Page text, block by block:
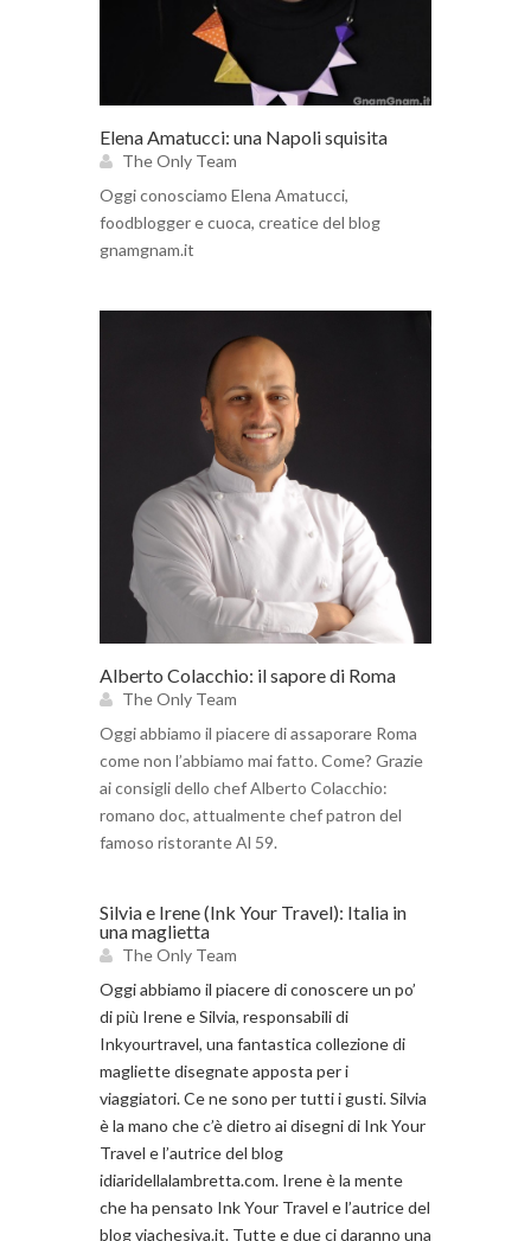
Elena Amatucci: una Napoli squisita
The Only Team
Oggi conosciamo Elena Amatucci,
foodblogger e cuoca, creatice del blog
gnamgnam.it
Alberto Colacchio: il sapore di Roma
The Only Team
Oggi abbiamo il piacere di assaporare Roma
come non l’abbiamo mai fatto. Come? Grazie
ai consigli dello chef Alberto Colacchio:
romano doc, attualmente chef patron del
famoso ristorante Al 59.
Silvia e Irene (Ink Your Travel): Italia in
una maglietta
The Only Team
Oggi abbiamo il piacere di conoscere un po’
di più Irene e Silvia, responsabili di
Inkyourtravel, una fantastica collezione di
magliette disegnate apposta per i
viaggiatori. Ce ne sono per tutti i gusti. Silvia
è la mano che c’è dietro ai disegni di Ink Your
Travel e l’autrice del blog
idiaridellalambretta.com. Irene è la mente
che ha pensato Ink Your Travel e l’autrice del
blog viachesiva.it. Tutte e due ci daranno una